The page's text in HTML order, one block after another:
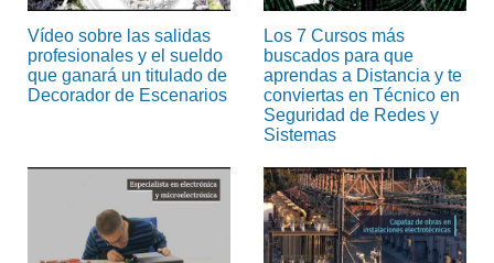
Vídeo sobre las salidas
profesionales y el sueldo
que ganará un titulado de
Decorador de Escenarios
Los 7 Cursos más
buscados para que
aprendas a Distancia y te
conviertas en Técnico en
Seguridad de Redes y
Sistemas